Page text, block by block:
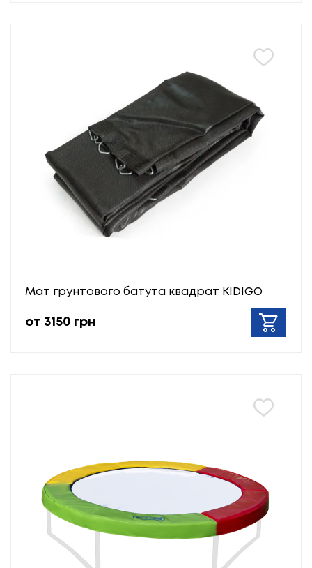
Мат грунтового батута квадрат KIDIGO
от 3150 грн